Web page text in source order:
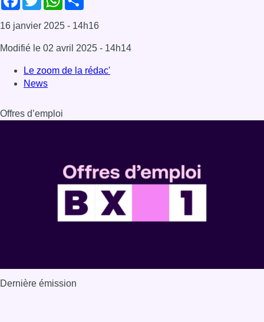
16 janvier 2025 - 14h16
Modifié le 02 avril 2025 - 14h14
Le zoom de la rédac'
News
Offres d’emploi
Dernière émission